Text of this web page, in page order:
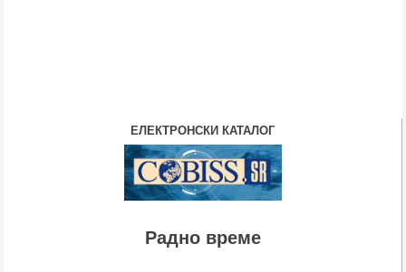
ЕЛЕКТРОНСКИ КАТАЛОГ
Радно време